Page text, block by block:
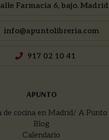
Farmacia 6, bajo. Madrid
info@apuntolibreria.com
917 02 10 41
APUNTO
de cocina en Madrid/ A Punto
Blog
Calendario